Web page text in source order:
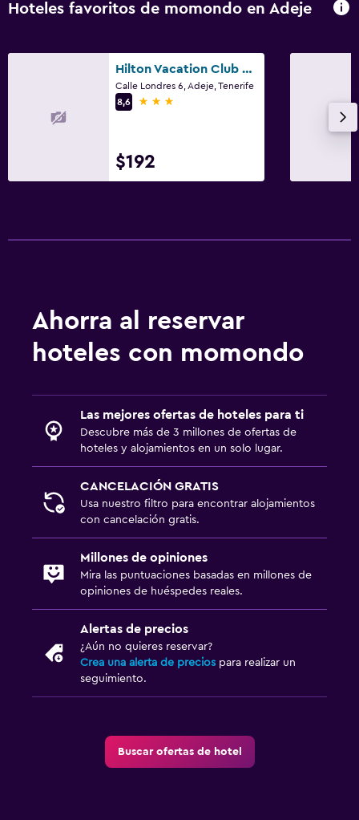
Hoteles favoritos de momondo en Adeje
Hilton Vacation Club Royal Sunset Beach Club Tenerife
Calle Londres 6, Adeje, Tenerife
8,6
3 estrellas
$192
Ahorra al reservar
hoteles con momondo
Las mejores ofertas de hoteles para ti
Descubre más de 3 millones de ofertas de
hoteles y alojamientos en un solo lugar.
CANCELACIÓN GRATIS
Usa nuestro filtro para encontrar alojamientos
con cancelación gratis.
Millones de opiniones
Mira las puntuaciones basadas en millones de
opiniones de huéspedes reales.
Alertas de precios
¿Aún no quieres reservar?
Crea una alerta de precios para realizar un
seguimiento.
Buscar ofertas de hotel